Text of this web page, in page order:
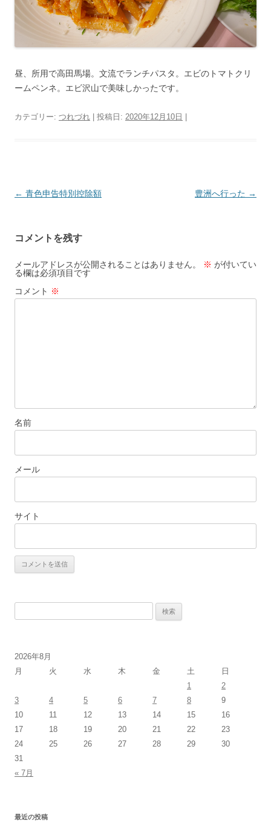
昼、所用で高田馬場。文流でランチパスタ。エビのトマトクリ
ームペンネ。エビ沢山で美味しかったです。
カテゴリー: つれづれ | 投稿日: 2020年12月10日
投
ビ
ゲ
ー
シ
← 青色申告特別控除額 豊洲へ行った →
コメントを残す
メールアドレスが公開されることはありません。 ※ が付いてい
る欄は必須項目です
コメント ※
名前
メール
サイト
2026年8月
月
火 水 木 金 土
日
1
2
3
4 5 6 7 8
9
10
11 12 13 14 15
16
17
18 19 20 21 22
23
24
25 26 27 28 29
30
31
« 7月
最近の投稿